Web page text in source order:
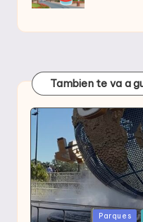
Tambien te va a
Publicada
Parques